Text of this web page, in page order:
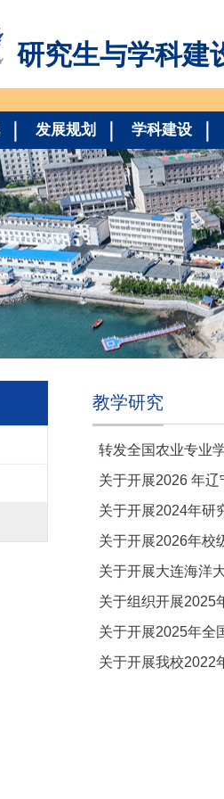
研究生与学科建
发展规划 学科建设
教学研究
转发全国农业专业
关于开展2026 年
关于开展2024年研
关于开展2026年校
关于开展大连海洋
关于组织开展2025
关于开展2025年全
关于开展我校2022